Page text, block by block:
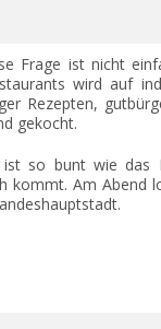
Frage ist nicht
wird auf
Rezepten,
gekocht.
so bunt wie das
kommt. Am Abend